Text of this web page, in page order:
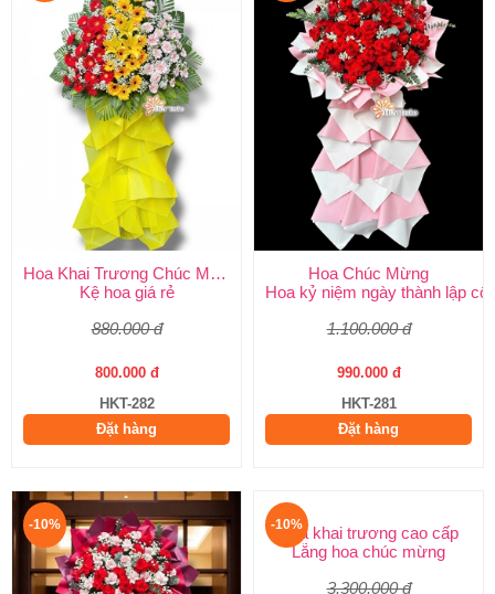
Hoa Khai Trương Chúc Mừng
Kệ hoa giá rẻ
880.000 đ
800.000 đ
HKT-282
Đặt hàng
Hoa Chúc Mừng
Hoa kỷ niệm ngày thành lập
1.100.000 đ
990.000 đ
HKT-281
Đặt hàng
-10% -10%